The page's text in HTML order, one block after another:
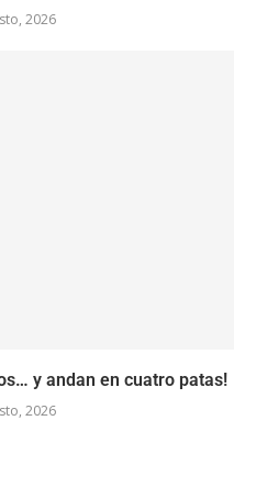
2026
y andan en cuatro patas!
2026